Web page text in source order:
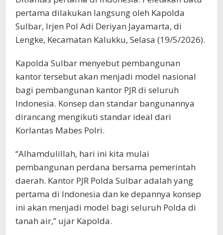
pertama dilakukan langsung oleh Kapolda
Sulbar, Irjen Pol Adi Deriyan Jayamarta, di
Lengke, Kecamatan Kalukku, Selasa (19/5/2026).
Kapolda Sulbar menyebut pembangunan
kantor tersebut akan menjadi model nasional
bagi pembangunan kantor PJR di seluruh
Indonesia. Konsep dan standar bangunannya
dirancang mengikuti standar ideal dari
Korlantas Mabes Polri.
“Alhamdulillah, hari ini kita mulai
pembangunan perdana bersama pemerintah
daerah. Kantor PJR Polda Sulbar adalah yang
pertama di Indonesia dan ke depannya konsep
ini akan menjadi model bagi seluruh Polda di
tanah air,” ujar Kapolda.